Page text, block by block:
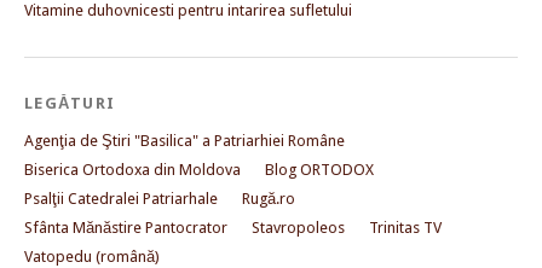
Vitamine duhovnicesti pentru intarirea sufletului
LEGĂTURI
Agenţia de Ştiri "Basilica" a Patriarhiei Române
Biserica Ortodoxa din Moldova
Blog ORTODOX
Psalţii Catedralei Patriarhale
Rugă.ro
Sfânta Mănăstire Pantocrator
Stavropoleos
Trinitas TV
Vatopedu (română)